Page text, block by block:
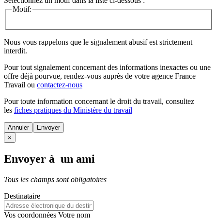
Motif:
Nous vous rappelons que le signalement abusif est strictement
interdit.
Pour tout signalement concernant des informations inexactes ou une
offre déjà pourvue, rendez-vous auprès de votre agence France
Travail ou contactez-nous
Pour toute information concernant le droit du travail, consultez
les fiches pratiques du Ministère du travail
Annuler
×
Envoyer à un ami
Tous les champs sont obligatoires
Destinataire
Vos coordonnées Votre nom